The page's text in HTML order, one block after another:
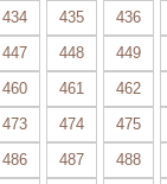
434 435 436
447 448 449
460 461 462
473 474 475
486 487 488